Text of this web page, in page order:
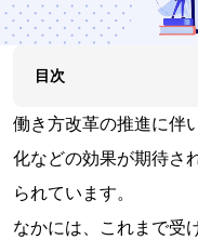
目次
働き方改革の推進に伴
化などの効果が期待さ
られています。
なかには、これまで受